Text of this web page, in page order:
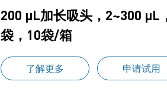
200 μL加长吸头，2~300
袋，10袋/箱
了解更多 申请试用